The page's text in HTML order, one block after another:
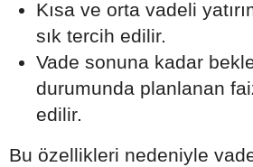
Kısa ve orta vadeli
sık tercih edilir.
Vade sonuna kadar
durumunda planlanan
edilir.
Bu özellikleri nedeniyle